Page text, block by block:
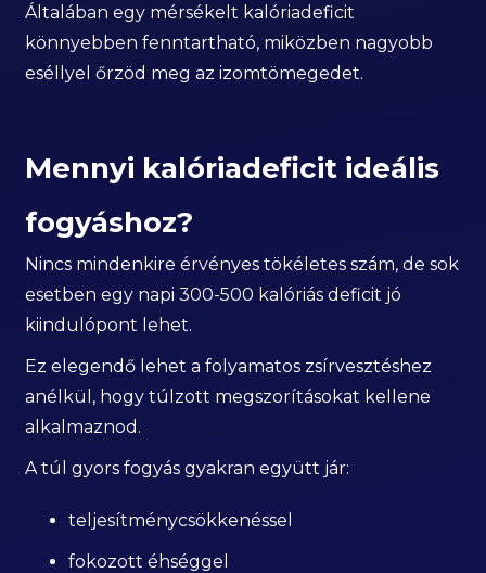
Általában egy mérsékelt kalóriadeficit
könnyebben fenntartható, miközben nagyobb
eséllyel őrzöd meg az izomtömegedet.
Mennyi kalóriadeficit ideális
fogyáshoz?
Nincs mindenkire érvényes tökéletes szám, de sok
esetben egy napi 300-500 kalóriás deficit jó
kiindulópont lehet.
Ez elegendő lehet a folyamatos zsírvesztéshez
anélkül, hogy túlzott megszorításokat kellene
alkalmaznod.
A túl gyors fogyás gyakran együtt jár:
teljesítménycsökkenéssel
fokozott éhséggel